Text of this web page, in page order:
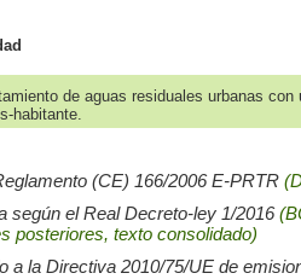
de aguas residuales urbanas con
habitante.
(CE) 166/2006 E-PRTR
según el Real Decreto-ley 1/2016
posteriores, texto consolidado)
a la Directiva 2010/75/UE de